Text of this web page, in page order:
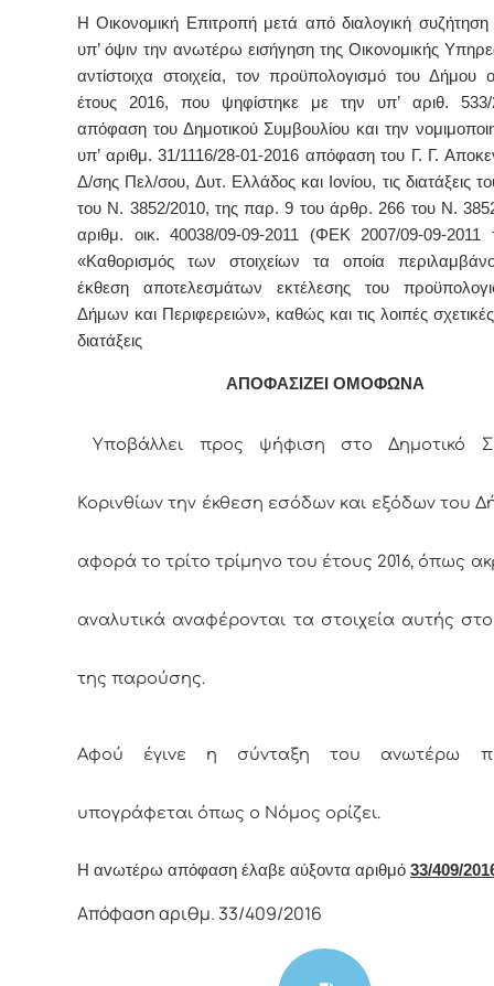
Η Οικονομική Επιτροπή μετά από διαλογική συζήτηση
υπ’ όψιν την ανωτέρω εισήγηση της Οικονομικής
αντίστοιχα στοιχεία, τον προϋπολογισμό του Δήμου
έτους 2016, που ψηφίστηκε με την υπ’ αριθ. 533/
απόφαση του Δημοτικού Συμβουλίου και την
υπ’ αριθμ. 31/1116/28-01-2016 απόφαση του Γ. Γ.
Δ/σης Πελ/σου, Δυτ. Ελλάδος και Ιονίου, τις διατάξεις
του Ν. 3852/2010, της παρ. 9 του άρθρ. 266 του Ν.
αριθμ. οικ. 40038/09-09-2011 (ΦΕΚ 2007/09-09-2011
«Καθορισμός των στοιχείων τα οποία
έκθεση αποτελεσμάτων εκτέλεσης του
Δήμων και Περιφερειών», καθώς και τις λοιπές
διατάξεις
ΑΠΟΦΑΣΙΖΕΙ ΟΜΟΦΩΝΑ
Υποβάλλει προς ψήφιση στο Δημοτικό
Κορινθίων την έκθεση εσόδων και εξόδων του
αφορά το τρίτο τρίμηνο του έτους 2016, όπως
αναλυτικά αναφέρονται τα στοιχεία αυτής στο
της παρούσης.
Αφoύ έγιvε η σύvταξη τoυ αvωτέρω
υπoγράφεται όπως o Νόμoς oρίζει.
Η αvωτέρω απόφαση έλαβε αύξοντα αριθμό 33/409/
Απόφαση αριθμ. 33/409/2016